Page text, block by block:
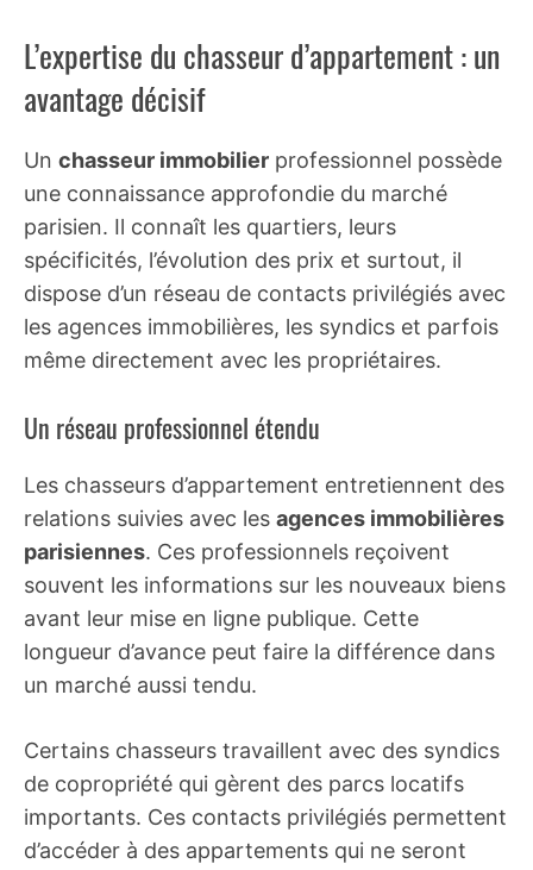
L’expertise du chasseur d’appartement : un
avantage décisif
Un chasseur immobilier professionnel possède
une connaissance approfondie du marché
parisien. Il connaît les quartiers, leurs
spécificités, l’évolution des prix et surtout, il
dispose d’un réseau de contacts privilégiés avec
les agences immobilières, les syndics et parfois
même directement avec les propriétaires.
Un réseau professionnel étendu
Les chasseurs d’appartement entretiennent des
relations suivies avec les agences immobilières
parisiennes. Ces professionnels reçoivent
souvent les informations sur les nouveaux biens
avant leur mise en ligne publique. Cette
longueur d’avance peut faire la différence dans
un marché aussi tendu.
Certains chasseurs travaillent avec des syndics
de copropriété qui gèrent des parcs locatifs
importants. Ces contacts privilégiés permettent
d’accéder à des appartements qui ne seront